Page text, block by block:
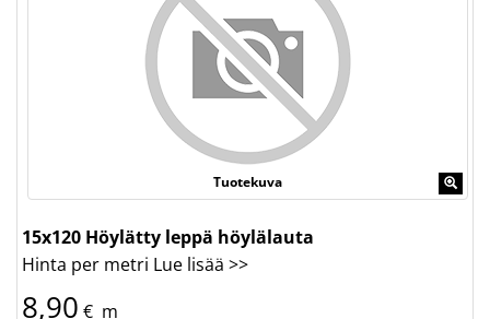
Tuotekuva
15x120 Höylätty leppä höylälauta
Hinta per metri Lue lisää >>
8,90 € m